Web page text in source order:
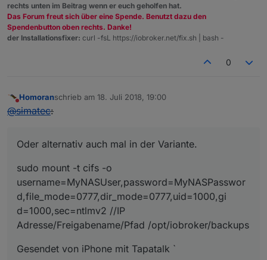
rechts unten im Beitrag wenn er euch geholfen hat.
Das Forum freut sich über eine Spende. Benutzt dazu den
Spendenbutton oben rechts. Danke!
der Installationsfixer: curl -fsL https://iobroker.net/fix.sh | bash -
0
Nicht stören
Homoranschrieb am 18. Juli 2018, 19:00
zuletzt editiert von
@simatec:
Oder alternativ auch mal in der Variante.
sudo mount -t cifs -o
username=MyNASUser,password=MyNASPasswor
d,file_mode=0777,dir_mode=0777,uid=1000,gi
d=1000,sec=ntlmv2 //IP
Adresse/Freigabename/Pfad /opt/iobroker/backups
Gesendet von iPhone mit Tapatalk `